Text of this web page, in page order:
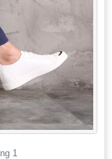
1